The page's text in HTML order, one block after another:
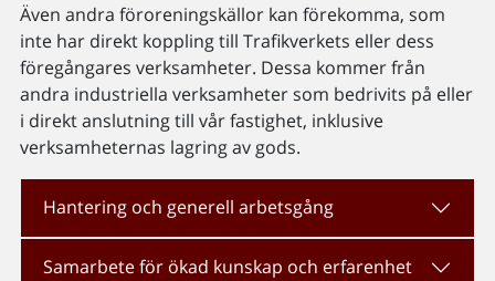
Även andra föroreningskällor kan förekomma, som
inte har direkt koppling till Trafikverkets eller dess
föregångares verksamheter. Dessa kommer från
andra industriella verksamheter som bedrivits på eller
i direkt anslutning till vår fastighet, inklusive
verksamheternas lagring av gods.
Hantering och generell arbetsgång
Samarbete för ökad kunskap och erfarenhet